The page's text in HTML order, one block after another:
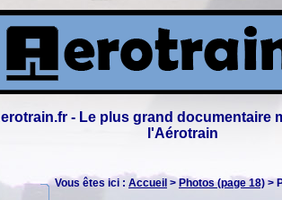
- Le plus grand documentaire
l'Aérotrain
Vous êtes ici : Accueil > Photos (page 18) >